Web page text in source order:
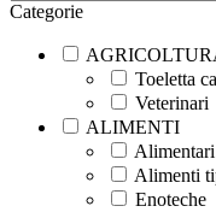
Categorie
Toeletta
Veterinari
ALIMENTI
Alimenti
Enoteche